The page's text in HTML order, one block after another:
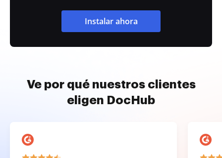
Instalar ahora
Ve por qué nuestros clientes
eligen DocHub